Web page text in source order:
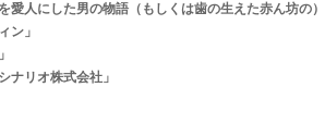
愛人にした男の物語（もしくは歯の生えた赤ん坊の）
ン」
ナリオ株式会社」